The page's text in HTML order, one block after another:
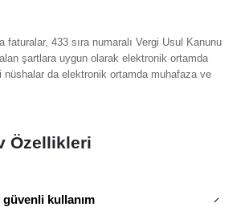
faturalar, 433 sıra numaralı Vergi Usul Kanunu
şartlara uygun olarak elektronik ortamda
da elektronik ortamda muhafaza ve
Özellikleri
güvenli kullanım